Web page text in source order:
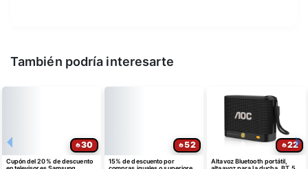
También podría interesarte
30
Cupón del 20% de descuento
52
15% de descuento por
22
Altavoz Bluetooth portátil,